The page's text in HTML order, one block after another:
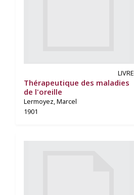
LIVRE
Thérapeutique des maladies
de l'oreille
Lermoyez, Marcel
1901